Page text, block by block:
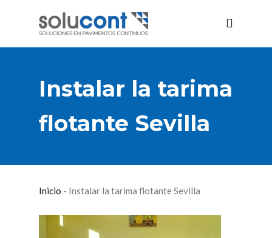
Instalar la tarima
flotante Sevilla
Inicio - Instalar la tarima flotante Sevilla